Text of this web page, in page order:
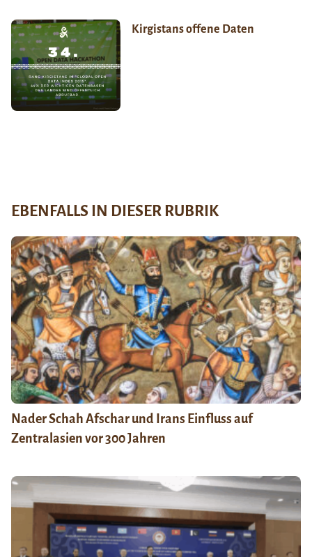
Kirgistans offene Daten
EBENFALLS IN DIESER RUBRIK
Nader Schah Afschar und Irans Einfluss auf
Zentralasien vor 300 Jahren